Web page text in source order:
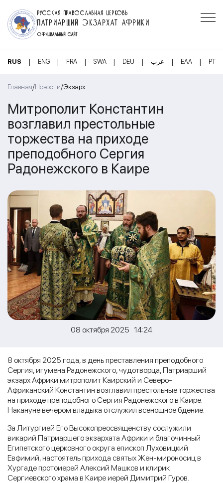
РУССКАЯ ПРАВОСЛАВНАЯ ЦЕРКОВЬ
ПАТРИАРШИЙ ЭКЗАРХАТ АФРИКИ
ОФИЦИАЛЬНЫЙ САЙТ
RUS | ENG | FRA | SWA | DEU | عرب | ΕΛΛ | PT
Главная/Новости/Экзарх
Митрополит Константин
возглавил престольные
торжества на приходе
преподобного Сергия
Радонежского в Каире
08 октября 2025 14:24
8 октября 2025 года, в день преставления преподобного
Сергия, игумена Радонежского, чудотворца, Патриарший
экзарх Африки митрополит Каирский и Северо-
Африканский Константин возглавил престольные торжества
на приходе преподобного Сергия Радонежского в Каире.
Накануне вечером владыка отслужил всенощное бдение.
За Литургией Его Высокопреосвященству сослужили
викарий Патриаршего экзархата Африки и благочинный
Египетского церковного округа епископ Луховицкий
Евфимий, настоятель прихода святых Жен-мироносиц в
Хургаде протоиерей Алексий Машков и клирик
Сергиевского храма в Каире иерей Димитрий Гуров.